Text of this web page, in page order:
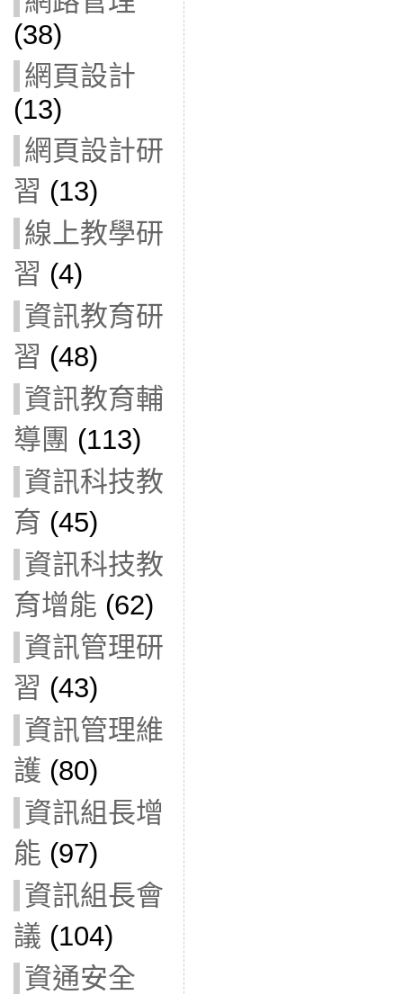
(38)
網頁設計
(13)
網頁設計研
習 (13)
線上教學研
習 (4)
資訊教育研
習 (48)
資訊教育輔
導團 (113)
資訊科技教
育 (45)
資訊科技教
育增能 (62)
資訊管理研
習 (43)
資訊管理維
護 (80)
資訊組長增
能 (97)
資訊組長會
議 (104)
資通安全